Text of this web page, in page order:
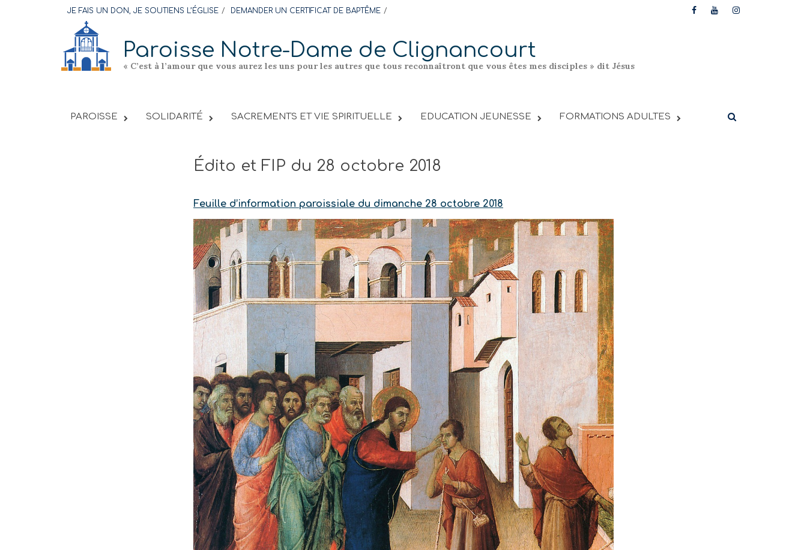
content
JE FAIS UN DON, JE SOUTIENS L’ÉGLISE DEMANDER UN CERTIFICAT DE BAPTÊME
Paroisse Notre-Dame de Clignancourt
« C’est à l’amour que vous aurez les uns pour les autres que tous reconnaîtront que vous êtes mes disciples » dit Jésus
PAROISSE SOLIDARITÉ SACREMENTS ET VIE SPIRITUELLE EDUCATION JEUNESSE FORMATIONS ADULTES
Édito et FIP du 28 octobre 2018
Feuille d’information paroissiale du dimanche 28 octobre 2018